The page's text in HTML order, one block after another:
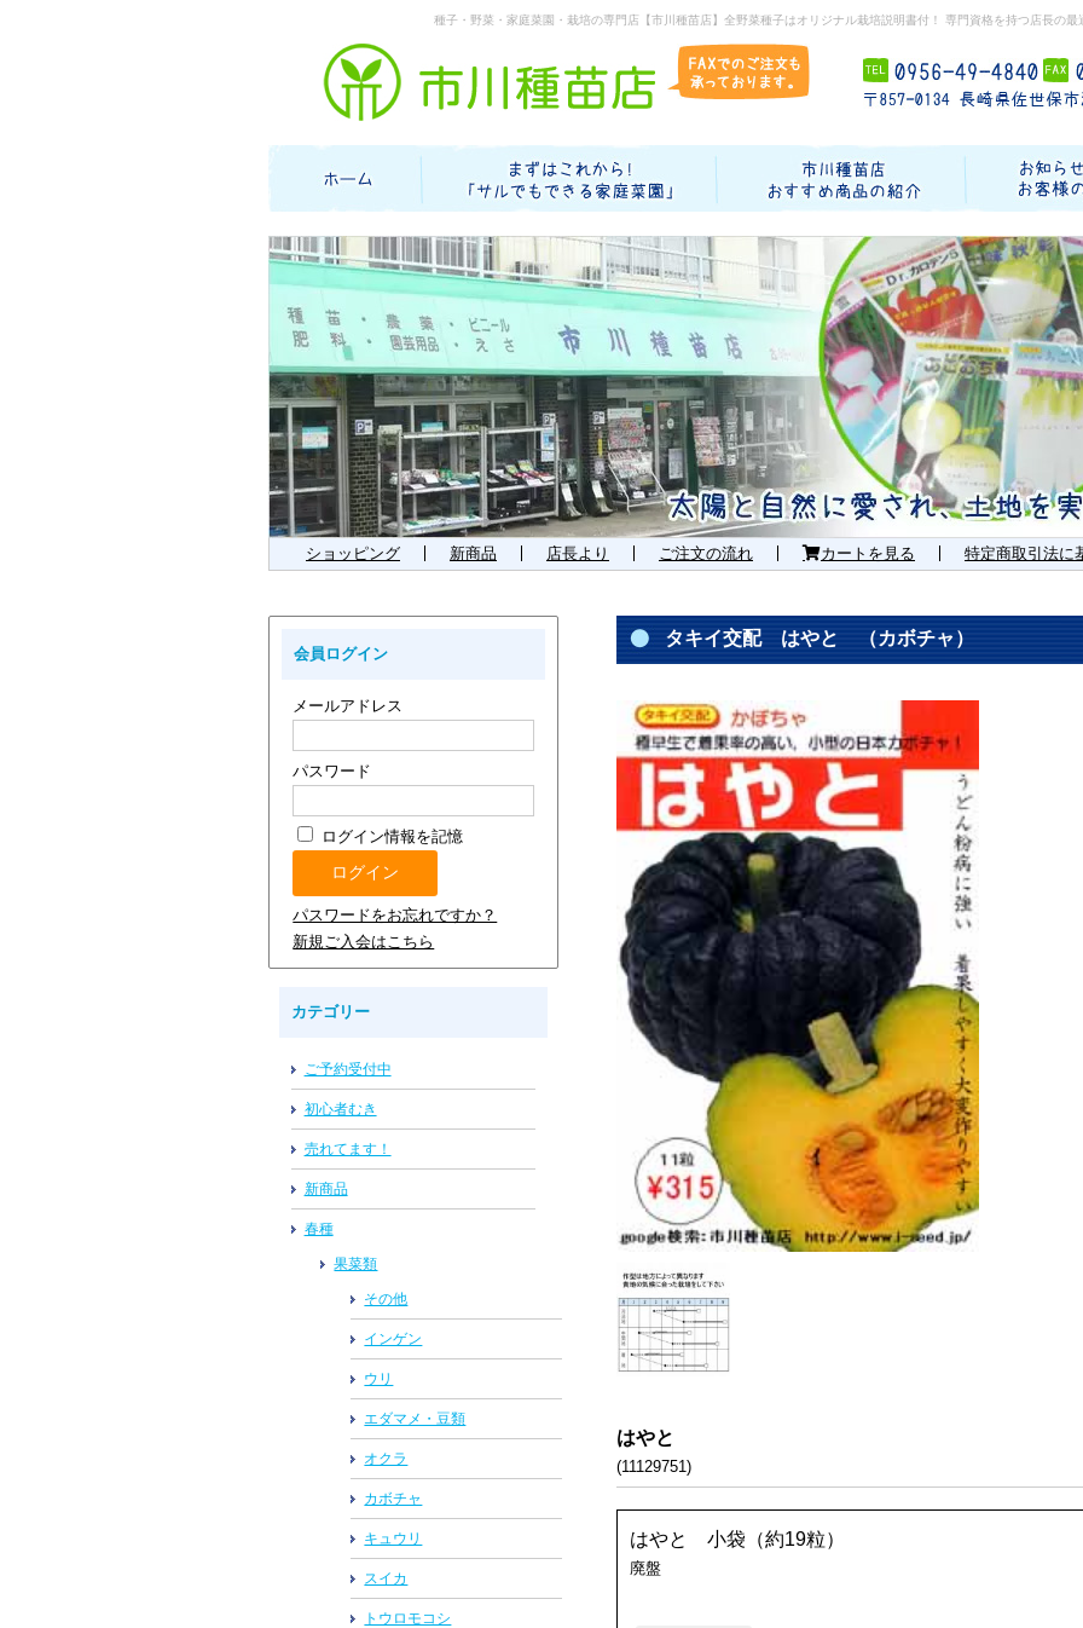
種子・野菜・家庭菜園・栽培の専門店【市川種苗店】全野菜種子はオリジナル栽培説明書付！ 専門資格を持つ店長の
ショッピング 新商品 店長より ご注文の流れ カートを見る 特定商取引法に
タキイ交配 はやと （カボチャ）
はやと
(11129751)
はやと 小袋（約19粒）
廃盤
会員ログイン
メールアドレス
パスワード
ログイン情報を記憶
パスワードをお忘れですか？
新規ご入会はこちら
カテゴリー
ご予約受付中
初心者むき
売れてます！
新商品
春種
果菜類
その他
インゲン
ウリ
エダマメ・豆類
オクラ
カボチャ
キュウリ
スイカ
トウロモコシ